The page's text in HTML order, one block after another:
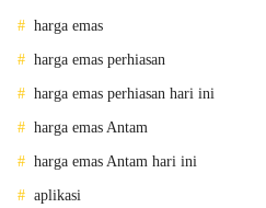
harga emas
harga emas perhiasan
harga emas perhiasan hari ini
harga emas Antam
harga emas Antam hari ini
aplikasi